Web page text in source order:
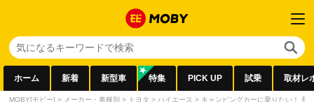
ホーム 新着 新型車 特集 PICK UP 試乗 取材レ
MOBY[モビー] > メーカー・車種別 > トヨタ > ハイエース > キャンピングカーに乗りたい！ 長